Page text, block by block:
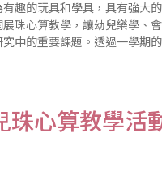
趣的玩具和學具，具有強大
珠心算教學，讓幼兒樂學、
中的重要課題。透過一學期
珠心算教學活